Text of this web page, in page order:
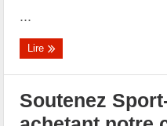
...
Lire
Soutenez